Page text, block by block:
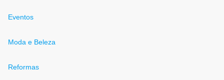
Eventos
Moda e Beleza
Reformas